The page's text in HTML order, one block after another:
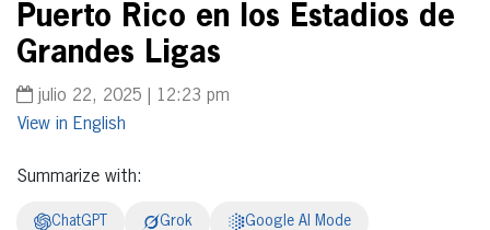
Puerto Rico en los Estadios de
Grandes Ligas
julio 22, 2025 | 12:23 pm
English
Summarize with:
ChatGPT Grok Google AI Mode